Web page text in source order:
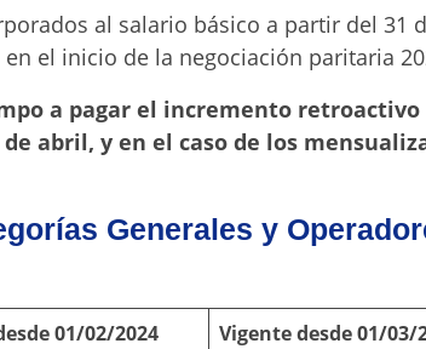
al salario básico a partir del 31
el inicio de la negociación paritaria
a pagar el incremento retroactivo
abril, y en el caso de los
Generales y
01/02/2024
Vigente desde 01/03/